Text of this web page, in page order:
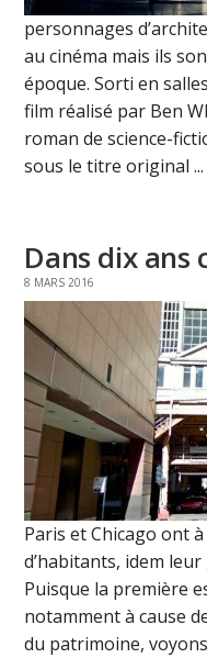
personnages
au cinéma mais ils
époque. Sorti en
film réalisé par Ben
roman de science-
sous le titre original
Dans dix ans
8 MARS 2016
Paris et Chicago ont
d’habitants, idem
Puisque la première
notamment à cause
du patrimoine,